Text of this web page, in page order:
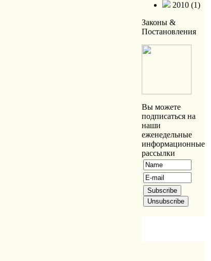
2010 (1)
Законы &
Постановления
Вы можете
подписаться на
наши
еженедельные
информационные
рассылки